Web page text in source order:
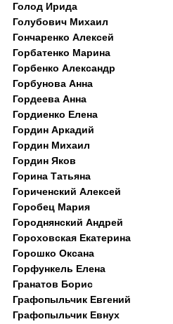
Голод Ирида
Голубович Михаил
Гончаренко Алексей
Горбатенко Марина
Горбенко Александр
Горбунова Анна
Гордеева Анна
Гордиенко Елена
Гордин Аркадий
Гордин Михаил
Гордин Яков
Горина Татьяна
Гориченский Алексей
Горобец Мария
Городнянский Андрей
Гороховская Екатерина
Горошко Оксана
Горфункель Елена
Гранатов Борис
Графопыльчик Евгений
Графопыльчик Евнух